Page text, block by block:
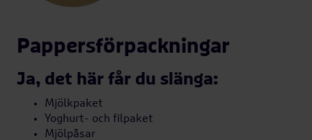
Pappersförpackningar
Ja, det här får du slänga:
Mjölkpaket
Yoghurt- och filpaket
Mjölpåsar